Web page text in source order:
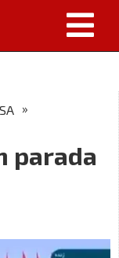
»
parada